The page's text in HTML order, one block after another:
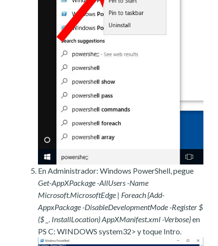
En Administrador: Windows PowerShell, pegue
Get-AppXPackage -AllUsers -Name
Microsoft.MicrosoftEdge | Foreach {Add-
AppxPackage -DisableDevelopmentMode -Register $
($ _. InstallLocation) AppXManifest.xml -Verbose}en
PS C: WINDOWS system32> y toque Intro.